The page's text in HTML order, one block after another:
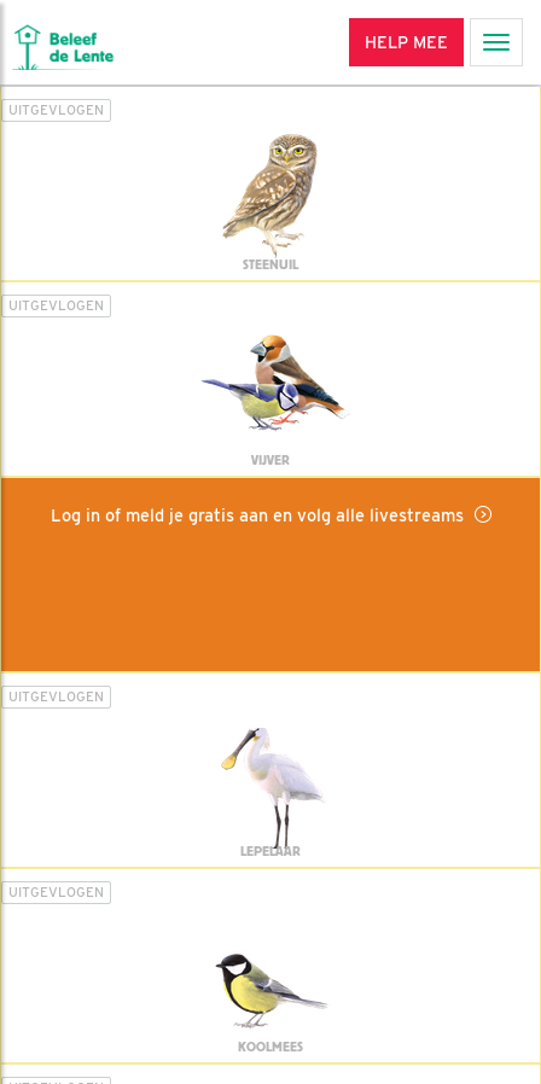
HELP MEE
UITGEVLOGEN
STEENUIL
UITGEVLOGEN
VIJVER
Log in of meld je gratis aan en volg alle livestreams
UITGEVLOGEN
LEPELAAR
UITGEVLOGEN
KOOLMEES